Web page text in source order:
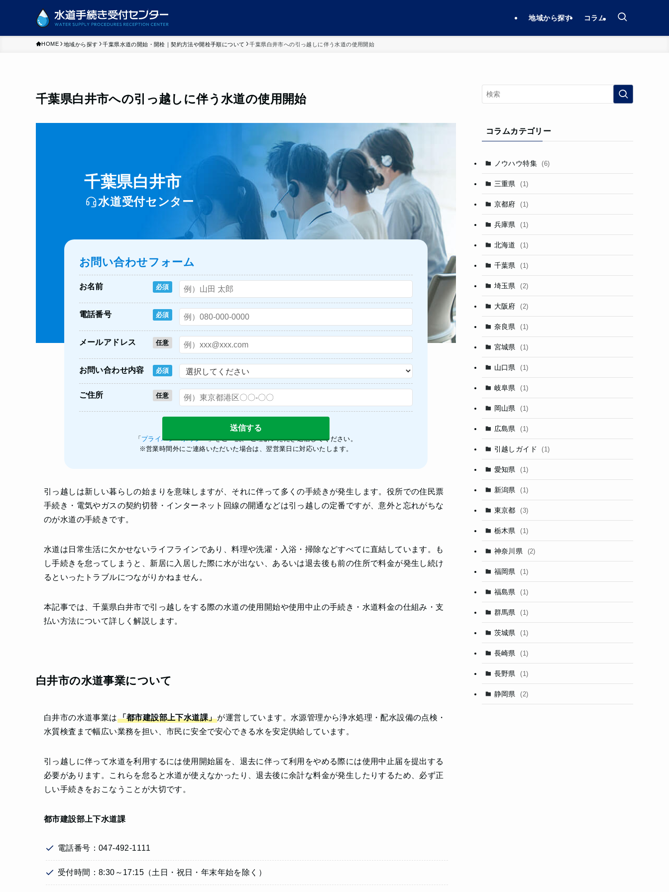
地域から探す コラム
HOME 地域から探す 千葉県水道の開始・開栓｜契約方法や開栓手順について 千葉県白井市への引っ越しに伴う水道の使用開始
千葉県白井市への引っ越しに伴う水道の使用開始
千葉県白井市
水道受付センター
お問い合わせフォーム
お名前 必須
電話番号 必須
メールアドレス 任意
お問い合わせ内容 必須
ご住所 任意
「 プライバシーポリシー」をご一読、 ご理解いただき送信してください。
※営業時間外にご連絡いただいた場合は、翌営業日に対応いたします。
引っ越しは新しい暮らしの始まりを意味しますが、それに伴って多くの手続きが発生します。役所での住民票
手続き・電気やガスの契約切替・インターネット回線の開通などは引っ越しの定番ですが、意外と忘れがちな
のが水道の手続きです。
水道は日常生活に欠かせないライフラインであり、料理や洗濯・入浴・掃除などすべてに直結しています。も
し手続きを怠ってしまうと、新居に入居した際に水が出ない、あるいは退去後も前の住所で料金が発生し続け
るといったトラブルにつながりかねません。
本記事では、千葉県白井市で引っ越しをする際の水道の使用開始や使用中止の手続き・水道料金の仕組み・支
払い方法について詳しく解説します。
白井市の水道事業について
白井市の水道事業は 「都市建設部上下水道課」が運営しています。水源管理から浄水処理・配水設備の点検・
水質検査まで幅広い業務を担い、市民に安全で安心できる水を安定供給しています。
引っ越しに伴って水道を利用するには使用開始届を、退去に伴って利用をやめる際には使用中止届を提出する
必要があります。これらを怠ると水道が使えなかったり、退去後に余計な料金が発生したりするため、必ず正
しい手続きをおこなうことが大切です。
都市建設部上下水道課
電話番号：047-492-1111
受付時間：8:30～17:15（土日・祝日・年末年始を除く）
コラムカテゴリー
ノウハウ特集 (6)
三重県 (1)
京都府 (1)
兵庫県 (1)
北海道 (1)
千葉県 (1)
埼玉県 (2)
大阪府 (2)
奈良県 (1)
宮城県 (1)
山口県 (1)
岐阜県 (1)
岡山県 (1)
広島県 (1)
引越しガイド (1)
愛知県 (1)
新潟県 (1)
東京都 (3)
栃木県 (1)
神奈川県 (2)
福岡県 (1)
福島県 (1)
群馬県 (1)
茨城県 (1)
長崎県 (1)
長野県 (1)
静岡県 (2)